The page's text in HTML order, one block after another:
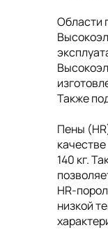
Области
Также
Пены
140 кг.
НR-
низкой